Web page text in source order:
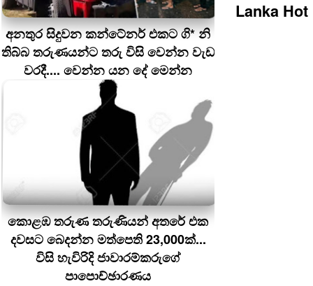
අනතුර සිදුවන කන්ටේනර් එකට ගි* නි
තිබ්බ තරුණයන්ට තරු විසි වෙන්න වැඩ
වරදී.... වෙන්න යන දේ මෙන්න
කොළඹ තරුණ තරුණියන් අතරේ එක
දවසට බෙදන්න මත්පෙති 23,000ක්...
විසි හැවිරිදි ජාවාරම්කරුගේ
පාපොච්ඡාරණය
Lanka